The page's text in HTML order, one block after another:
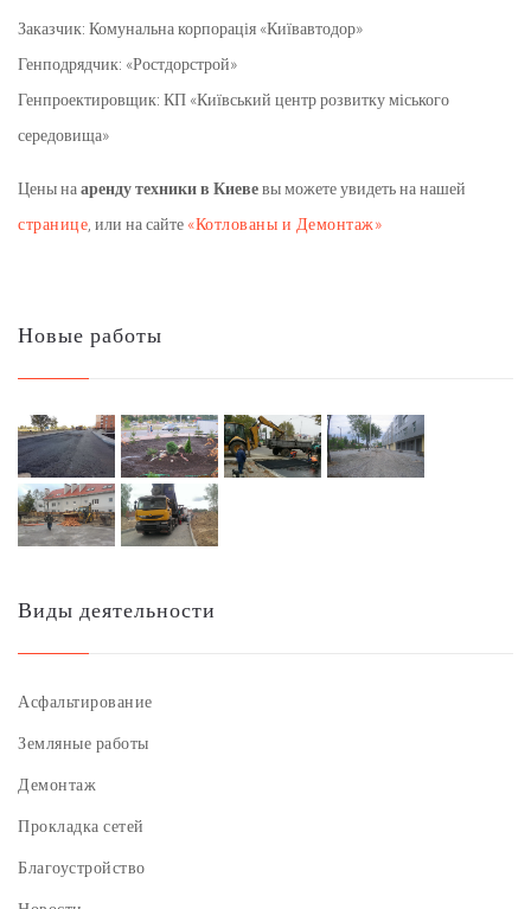
Заказчик: Комунальна корпорація «Київавтодор»
Генподрядчик: «Ростдорстрой»
Генпроектировщик: КП «Київський центр розвитку міського
середовища»
Цены нааренду техники в Киевевы можете увидеть на нашей
странице, или на сайте «Котлованы и Демонтаж»
Новые работы
Виды деятельности
Асфальтирование
Земляные работы
Демонтаж
Прокладка сетей
Благоустройство